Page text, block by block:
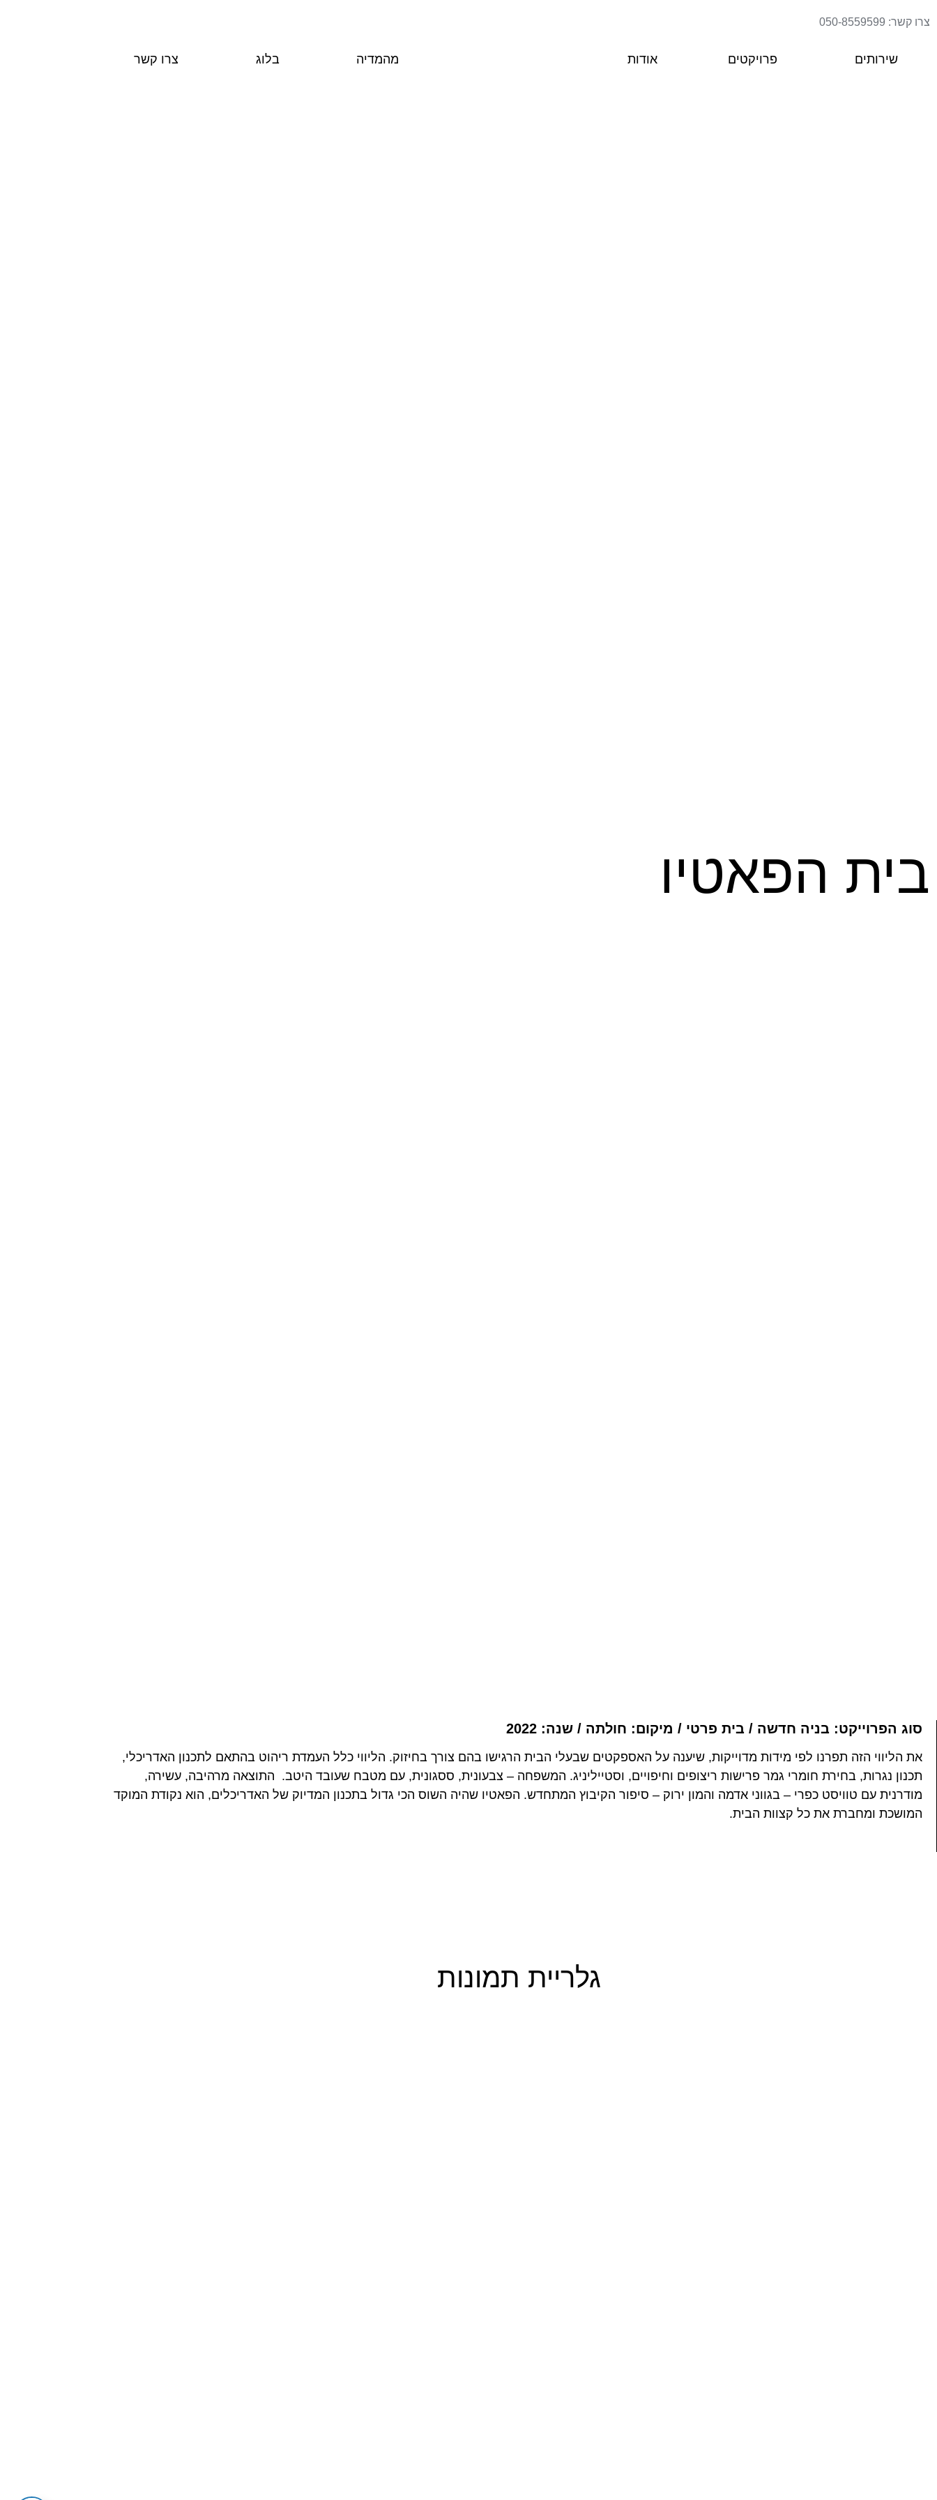
צרו קשר: 050-8559599
שירותים פרויקטים אודות מהמדיה בלוג צרו קשר
בית הפאטיו
סוג הפרוייקט: בניה חדשה / בית פרטי / מיקום: חולתה / שנה: 2022
את הליווי הזה תפרנו לפי מידות מדוייקות, שיענה על האספקטים שבעלי הבית הרגישו בהם צורך בחיזוק. הליווי כלל העמדת ריהוט בהתאם לתכנון האדריכלי,
תכנון נגרות, בחירת חומרי גמר פרישות ריצופים וחיפויים, וסטייליניג. המשפחה – צבעונית, ססגונית, עם מטבח שעובד היטב. התוצאה מרהיבה, עשירה,
מודרנית עם טוויסט כפרי – בגווני אדמה והמון ירוק – סיפור הקיבוץ המתחדש. הפאטיו שהיה השוס הכי גדול בתכנון המדיוק של האדריכלים, הוא נקודת המוקד
המושכת ומחברת את כל קצוות הבית.
גלריית תמונות